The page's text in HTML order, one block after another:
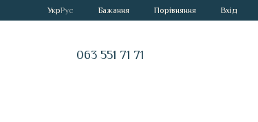
УкрРус Бажання Порівняння Вхід
063 551 71 71